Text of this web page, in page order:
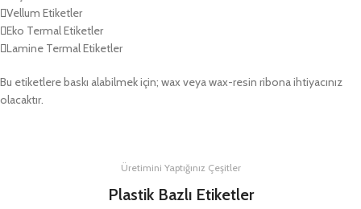
Vellum Etiketler
Eko Termal Etiketler
Lamine Termal Etiketler
Bu etiketlere baskı alabilmek için; wax veya wax-resin ribona ihtiyacınız
olacaktır.
Üretimini Yaptığınız Çeşitler
Plastik Bazlı Etiketler